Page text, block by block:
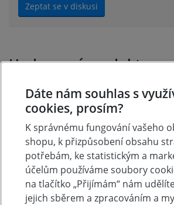
Zeptat se v diskusi
Hodnocení produktu
Přidejte vlastní hodnocení
dalším nakupujícím.
Hodnoťte.
Přidat vlastní hodnocení
Dáte nám souhlas s
cookies, prosím?
K správnému fungování vašeho
shopu, k přizpůsobení obsahu
potřebám, ke statistickým a
účelům používáme soubory
na tlačítko „Přijímám“ nám
jejich sběrem a zpracováním a